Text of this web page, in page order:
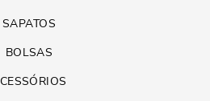
SAPATOS
BOLSAS